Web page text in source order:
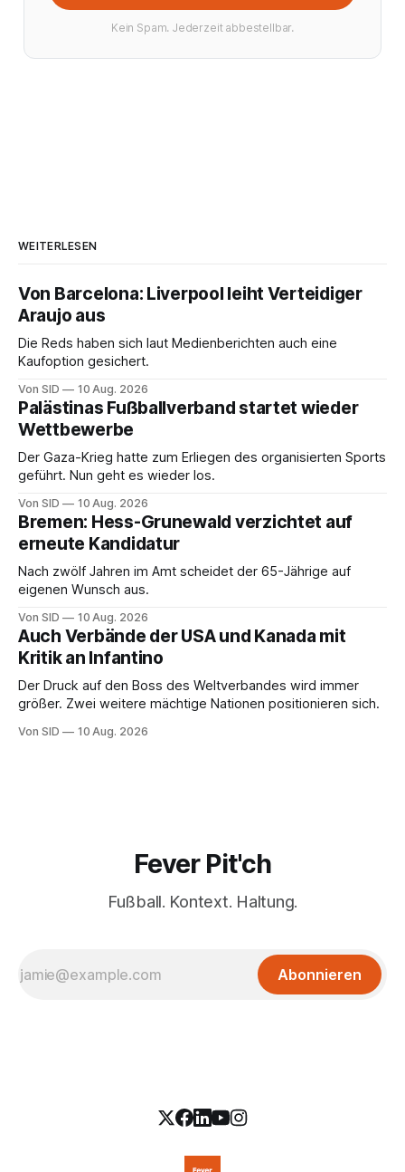
Kein Spam. Jederzeit abbestellbar.
WEITERLESEN
Von Barcelona: Liverpool leiht Verteidiger
Araujo aus
Die Reds haben sich laut Medienberichten auch eine
Kaufoption gesichert.
Von SID 10 Aug. 2026
Palästinas Fußballverband startet wieder
Wettbewerbe
Der Gaza-Krieg hatte zum Erliegen des organisierten Sports
geführt. Nun geht es wieder los.
Von SID 10 Aug. 2026
Bremen: Hess-Grunewald verzichtet auf
erneute Kandidatur
Nach zwölf Jahren im Amt scheidet der 65-Jährige auf
eigenen Wunsch aus.
Von SID 10 Aug. 2026
Auch Verbände der USA und Kanada mit
Kritik an Infantino
Der Druck auf den Boss des Weltverbandes wird immer
größer. Zwei weitere mächtige Nationen positionieren sich.
Von SID 10 Aug. 2026
Fever Pit'ch
Fußball. Kontext. Haltung.
Abonnieren